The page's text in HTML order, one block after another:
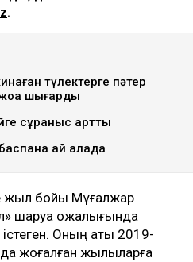
.
түлектерге пәтер
шығарды
сұраныс артты
қай қалада
жыл бойы Мұғалжар
шаруа қожалығында
Оның аты 2019-
жоғалған жылқыларға